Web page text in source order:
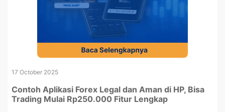
17 October 2025
Contoh Aplikasi Forex Legal dan Aman di HP, Bisa
Trading Mulai Rp250.000 Fitur Lengkap